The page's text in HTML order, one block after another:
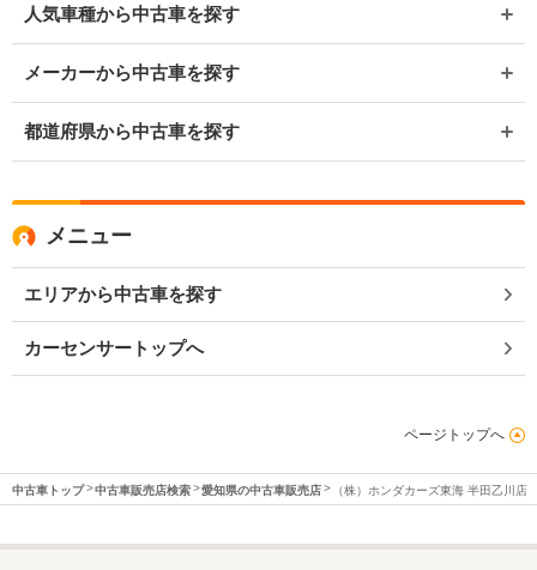
人気車種から中古車を探す
メーカーから中古車を探す
都道府県から中古車を探す
メニュー
エリアから中古車を探す
カーセンサートップへ
ページトップへ
中古車トップ 中古車販売店検索 愛知県の中古車販売店 （株）ホンダカーズ東海 半田乙川店